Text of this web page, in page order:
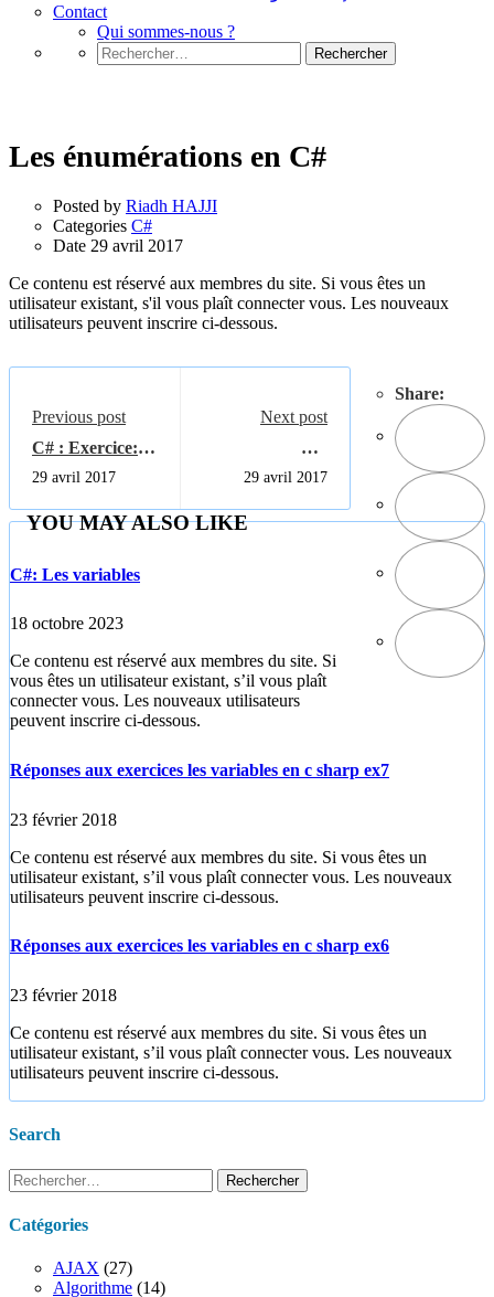
Contact
Qui sommes-nous ?
Rechercher :
Les énumérations en C#
Posted by Riadh HAJJI
Categories C#
Date 29 avril 2017
Ce contenu est réservé aux membres du site. Si vous êtes un
utilisateur existant, s'il vous plaît connecter vous. Les nouveaux
utilisateurs peuvent inscrire ci-dessous.
Share:
Previous post
C# : Exercice:
0129042017
29 avril 2017
Next post
Les
énumérations en
C# : QCM
29 avril 2017
YOU MAY ALSO LIKE
C#: Les variables
18 octobre 2023
Ce contenu est réservé aux membres du site. Si
vous êtes un utilisateur existant, s’il vous plaît
connecter vous. Les nouveaux utilisateurs
peuvent inscrire ci-dessous.
Réponses aux exercices les variables en c sharp ex7
23 février 2018
Ce contenu est réservé aux membres du site. Si vous êtes un
utilisateur existant, s’il vous plaît connecter vous. Les nouveaux
utilisateurs peuvent inscrire ci-dessous.
Réponses aux exercices les variables en c sharp ex6
23 février 2018
Ce contenu est réservé aux membres du site. Si vous êtes un
utilisateur existant, s’il vous plaît connecter vous. Les nouveaux
utilisateurs peuvent inscrire ci-dessous.
Search
Rechercher :
Catégories
AJAX (27)
Algorithme (14)